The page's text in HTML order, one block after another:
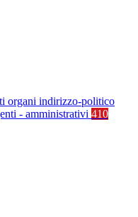
organi indirizzo-politico
- amministrativi 410